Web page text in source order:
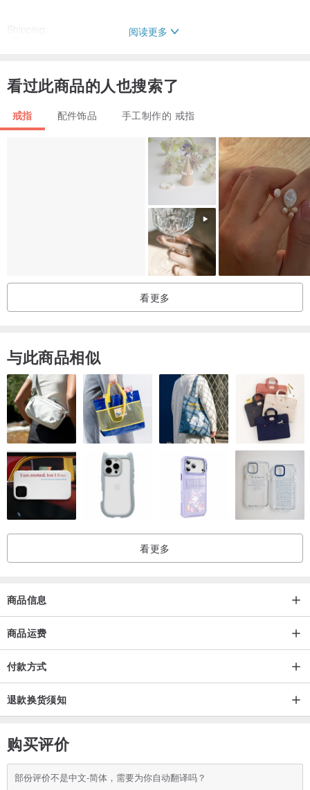
Shipping:
shipping days.
Free worldwide shipping.
If you have any questions, please message us. We will reply asap.
阅读更多
看过此商品的人也搜索了
戒指 配件饰品 手工制作的 戒指
看更多
与此商品相似
看更多
商品信息
商品运费
付款方式
退款换货须知
购买评价
部份评价不是中文-简体，需要为你自动翻译吗？